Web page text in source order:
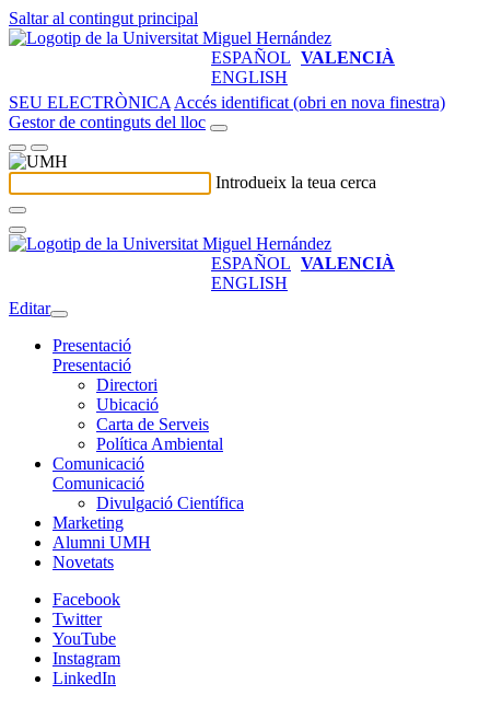
Saltar al contingut principal
ESPAÑOL VALENCIÀ
ENGLISH
SEU ELECTRÒNICA Accés identificat (obri en nova finestra)
Gestor de continguts del lloc
Introdueix la teua cerca
ESPAÑOL VALENCIÀ
ENGLISH
Editar
Presentació
Presentació
Directori
Ubicació
Carta de Serveis
Política Ambiental
Comunicació
Comunicació
Divulgació Científica
Marketing
Alumni UMH
Novetats
Facebook
Twitter
YouTube
Instagram
LinkedIn